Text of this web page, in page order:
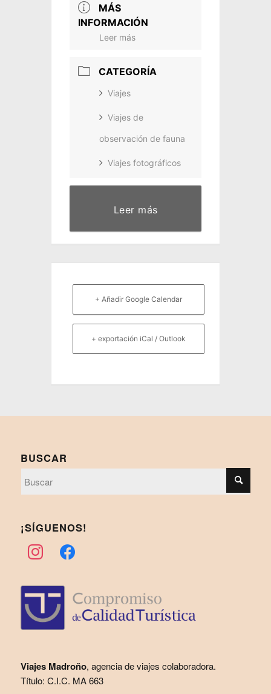
MÁS
INFORMACIÓN
Leer más
CATEGORÍA
Viajes
Viajes de
observación de fauna
Viajes fotográficos
Leer más
+ Añadir Google Calendar
+ exportación iCal / Outlook
BUSCAR
¡SÍGUENOS!
instagramfacebook
Viajes Madroño, agencia de viajes colaboradora.
Título: C.I.C. MA 663